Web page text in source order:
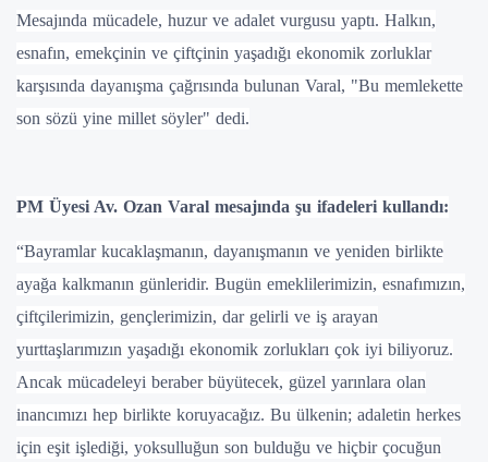
Mesajında mücadele, huzur ve adalet vurgusu yaptı. Halkın,
esnafın, emekçinin ve çiftçinin yaşadığı ekonomik zorluklar
karşısında dayanışma çağrısında bulunan Varal, "Bu memlekette
son sözü yine millet söyler" dedi.
PM Üyesi Av. Ozan Varal mesajında şu ifadeleri kullandı:
“Bayramlar kucaklaşmanın, dayanışmanın ve yeniden birlikte
ayağa kalkmanın günleridir. Bugün emeklilerimizin, esnafımızın,
çiftçilerimizin, gençlerimizin, dar gelirli ve iş arayan
yurttaşlarımızın yaşadığı ekonomik zorlukları çok iyi biliyoruz.
Ancak mücadeleyi beraber büyütecek, güzel yarınlara olan
inancımızı hep birlikte koruyacağız. Bu ülkenin; adaletin herkes
için eşit işlediği, yoksulluğun son bulduğu ve hiçbir çocuğun